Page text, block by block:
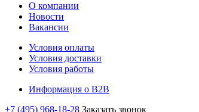
О компании
Новости
Вакансии
Условия оплаты
Условия доставки
Условия работы
Информация о B2B
+7 (495) 968-18-28 Заказать звонок